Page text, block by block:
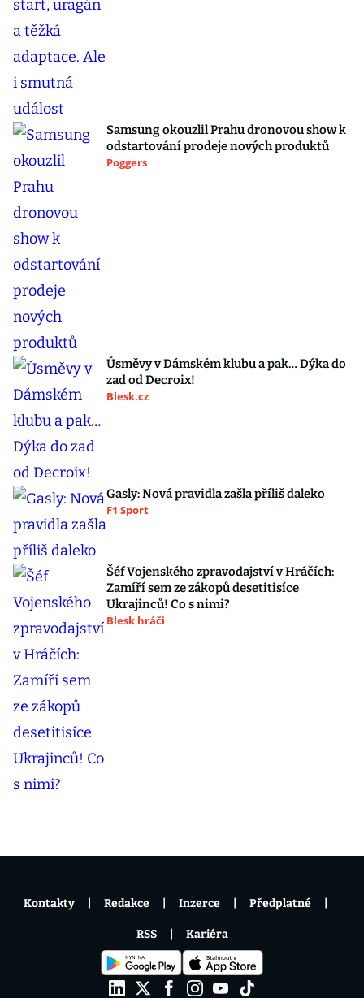
Samsung okouzlil Prahu dronovou show k
odstartování prodeje nových produktů
Poggers
Úsměvy v Dámském klubu a pak… Dýka do
zad od Decroix!
Blesk.cz
Gasly: Nová pravidla zašla příliš daleko
F1 Sport
Šéf Vojenského zpravodajství v Hráčích:
Zamíří sem ze zákopů desetitisíce
Ukrajinců! Co s nimi?
Blesk hráči
Kontakty Redakce Inzerce Předplatné
RSS Kariéra